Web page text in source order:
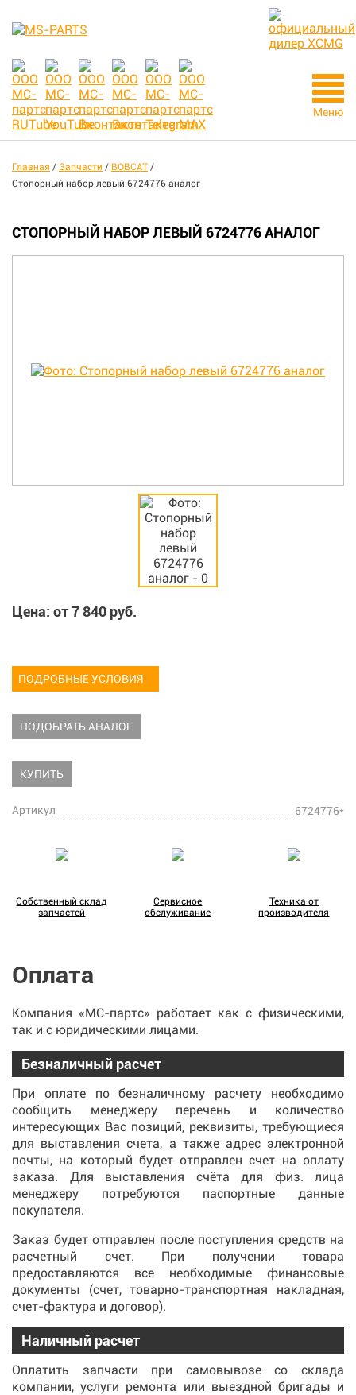
Меню
Главная / Запчасти / BOBCAT /
Стопорный набор левый 6724776 аналог
СТОПОРНЫЙ НАБОР ЛЕВЫЙ 6724776 АНАЛОГ
Цена: от7 840 руб.
ПОДРОБНЫЕ УСЛОВИЯ
ПОДОБРАТЬ АНАЛОГ
КУПИТЬ
Артикул 6724776*
Собственный склад
запчастей
Сервисное
обслуживание
Техника от
производителя
Оплата
Компания «МС-партс» работает как с физическими,
так и с юридическими лицами.
Безналичный расчет
При оплате по безналичному расчету необходимо
сообщить менеджеру перечень и количество
интересующих Вас позиций, реквизиты, требующиеся
для выставления счета, а также адрес электронной
почты, на который будет отправлен счет на оплату
заказа. Для выставления счёта для физ. лица
менеджеру потребуются паспортные данные
покупателя.
Заказ будет отправлен после поступления средств на
расчетный счет. При получении товара
предоставляются все необходимые финансовые
документы (счет, товарно-транспортная накладная,
счет-фактура и договор).
Наличный расчет
Оплатить запчасти при самовывозе со склада
компании, услуги ремонта или выездной бригады и